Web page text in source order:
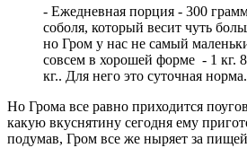
- Ежедневная порция - 300
соболя, который весит чуть
но Гром у нас не самый
совсем в хорошей форме - 1 кг.
кг.. Для него это суточная норма.
Но Грома все равно приходится
какую вкуснятину сегодня ему
подумав, Гром все же ныряет за